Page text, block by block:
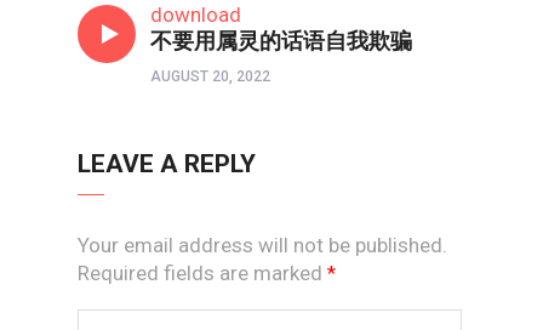
download
不要用属灵的话语自我欺骗
AUGUST 20, 2022
LEAVE A REPLY
Your email address will not be published.
Required fields are marked *